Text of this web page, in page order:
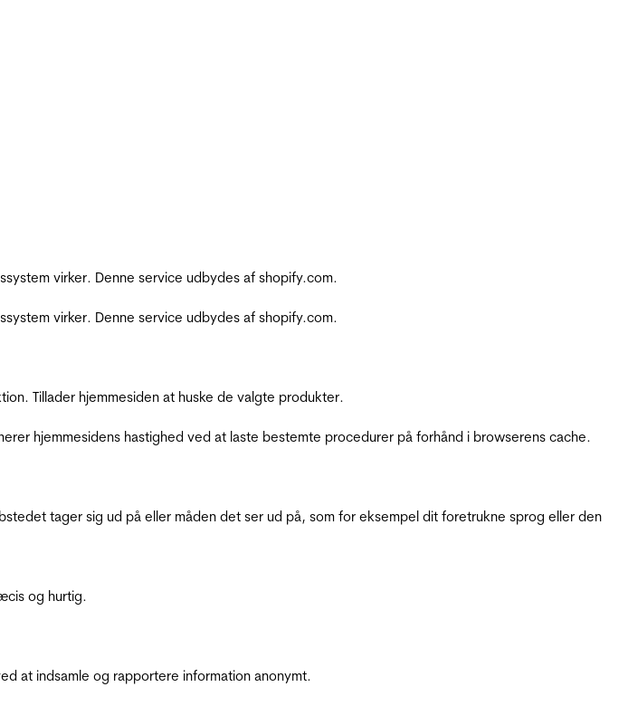
virker. Denne service udbydes af shopify.com.
virker. Denne service udbydes af shopify.com.
Tillader hjemmesiden at huske de valgte produkter.
hjemmesidens hastighed ved at laste bestemte procedurer på forhånd i browserens cache.
tager sig ud på eller måden det ser ud på, som for eksempel dit foretrukne sprog eller den
og hurtig.
at indsamle og rapportere information anonymt.